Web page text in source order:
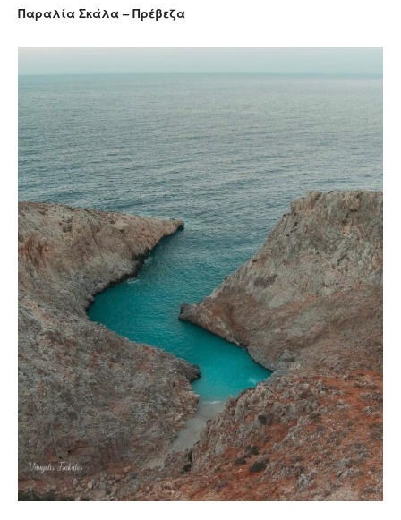
Παραλία Σκάλα – Πρέβεζα